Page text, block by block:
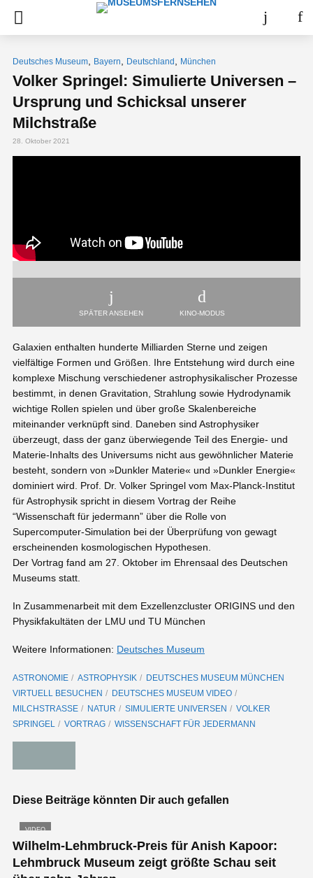
Deutsches Museum Bayern Deutschland München
Volker Springel: Simulierte Universen –
Ursprung und Schicksal unserer
Milchstraße
28. Oktober 2021
SPÄTER ANSEHEN KINO-MODUS
Galaxien enthalten hunderte Milliarden Sterne und zeigen
vielfältige Formen und Größen. Ihre Entstehung wird durch eine
komplexe Mischung verschiedener astrophysikalischer Prozesse
bestimmt, in denen Gravitation, Strahlung sowie Hydrodynamik
wichtige Rollen spielen und über große Skalenbereiche
miteinander verknüpft sind. Daneben sind Astrophysiker
überzeugt, dass der ganz überwiegende Teil des Energie- und
Materie-Inhalts des Universums nicht aus gewöhnlicher Materie
besteht, sondern von »Dunkler Materie« und »Dunkler Energie«
dominiert wird. Prof. Dr. Volker Springel vom Max-Planck-Institut
für Astrophysik spricht in diesem Vortrag der Reihe
“Wissenschaft für jedermann” über die Rolle von
Supercomputer-Simulation bei der Überprüfung von gewagt
erscheinenden kosmologischen Hypothesen.
Der Vortrag fand am 27. Oktober im Ehrensaal des Deutschen
Museums statt.
In Zusammenarbeit mit dem Exzellenzcluster ORIGINS und den
Physikfakultäten der LMU und TU München
Weitere Informationen: Deutsches Museum
ASTRONOMIE ASTROPHYSIK
DEUTSCHES MUSEUM MÜNCHEN
VIRTUELL BESUCHEN
DEUTSCHES MUSEUM VIDEO
MILCHSTRASSE
NATUR SIMULIERTE UNIVERSEN
VOLKER
SPRINGEL
VORTRAG WISSENSCHAFT FÜR JEDERMANN
Diese Beiträge könnten Dir auch gefallen
VIDEO
Wilhelm-Lehmbruck-Preis für Anish Kapoor:
Lehmbruck Museum zeigt größte Schau seit